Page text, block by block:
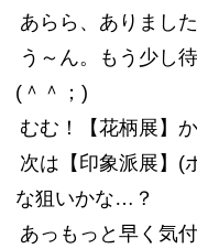
あらら、ありまし
う～ん。もう少し
(＾＾；)
むむ！【花柄展】
次は【印象派展】(
な狙いかな…？
あっもっと早く気